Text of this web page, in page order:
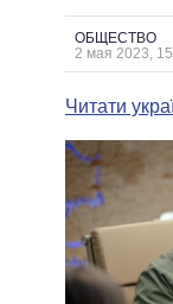
МЭРЫ
ВСЕ
ОБЩЕСТВО
2 мая 2023,
Читати